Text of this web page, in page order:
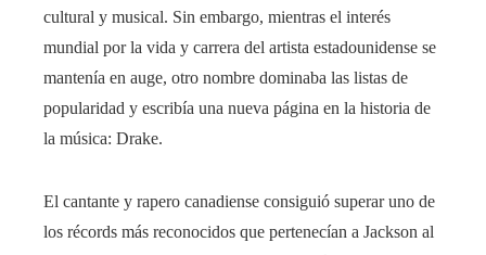
cultural y musical. Sin embargo, mientras el interés
mundial por la vida y carrera del artista estadounidense se
mantenía en auge, otro nombre dominaba las listas de
popularidad y escribía una nueva página en la historia de
la música: Drake.
El cantante y rapero canadiense consiguió superar uno de
los récords más reconocidos que pertenecían a Jackson al